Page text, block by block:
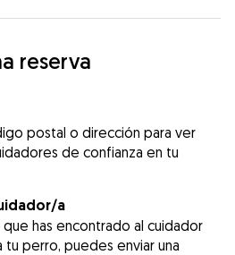
reserva
postal o dirección para ver
de confianza en tu
a
que has encontrado al cuidador
perro, puedes enviar una